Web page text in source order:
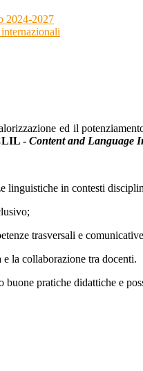
2024-2027
ed il
- Content and Language
linguistiche in contesti
trasversali e
la collaborazione tra docenti.
pratiche didattiche e